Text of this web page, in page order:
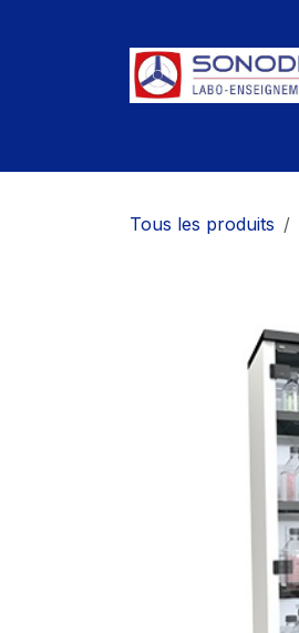
Tous les produits